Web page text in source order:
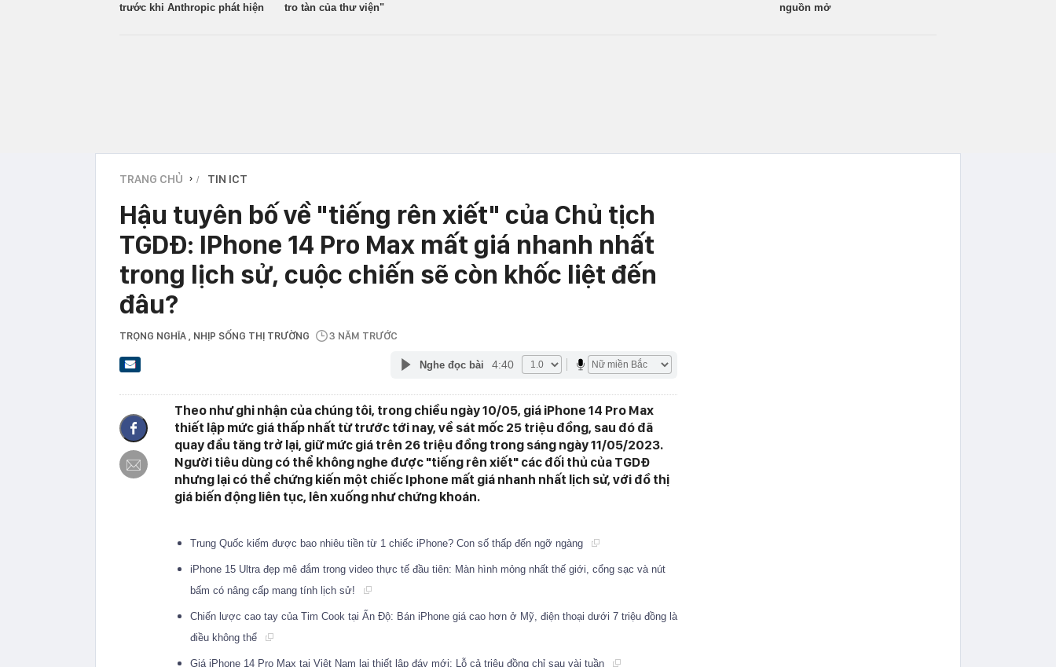
trước khi Anthropic phát hiện
tro tàn của thư viện"
nguồn mở
TRANG CHỦ › TIN ICT
Hậu tuyên bố về "tiếng rên xiết" của Chủ tịch
TGDĐ: IPhone 14 Pro Max mất giá nhanh nhất
trong lịch sử, cuộc chiến sẽ còn khốc liệt đến
đâu?
TRỌNG NGHĨA , NHỊP SỐNG THỊ TRƯỜNG 3 NĂM TRƯỚC
Nghe đọc bài 4:40
Theo như ghi nhận của chúng tôi, trong chiều ngày 10/05, giá iPhone 14 Pro Max
thiết lập mức giá thấp nhất từ trước tới nay, về sát mốc 25 triệu đồng, sau đó đã
quay đầu tăng trở lại, giữ mức giá trên 26 triệu đồng trong sáng ngày 11/05/2023.
Người tiêu dùng có thể không nghe được "tiếng rên xiết" các đối thủ của TGDĐ
nhưng lại có thể chứng kiến một chiếc Iphone mất giá nhanh nhất lịch sử, với đồ thị
giá biến động liên tục, lên xuống như chứng khoán.
Trung Quốc kiếm được bao nhiêu tiền từ 1 chiếc iPhone? Con số thấp đến ngỡ ngàng
iPhone 15 Ultra đẹp mê đắm trong video thực tế đầu tiên: Màn hình mỏng nhất thế giới, cổng sạc và nút
bấm có nâng cấp mang tính lịch sử!
Chiến lược cao tay của Tim Cook tại Ấn Độ: Bán iPhone giá cao hơn ở Mỹ, điện thoại dưới 7 triệu đồng là
điều không thể
Giá iPhone 14 Pro Max tại Việt Nam lại thiết lập đáy mới: Lỗ cả triệu đồng chỉ sau vài tuần